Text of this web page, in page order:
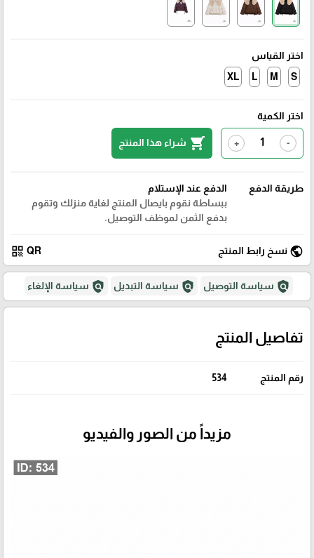
اختر القياس
S
M
L
XL
اختر الكمية
-
+
shopping_cart شراء هذا المنتج
طريقة الدفع
الدفع عند الإستلام
ببساطة نقوم بايصال المنتج لغاية منزلك وتقوم
بدفع الثمن لموظف التوصيل.
public نسخ رابط المنتج QR
qr_code
policy سياسة التوصيل policy سياسة التبديل policy سياسة الإلغاء
تفاصيل المنتج
رقم المنتج 534
مزيداً من الصور والفيديو